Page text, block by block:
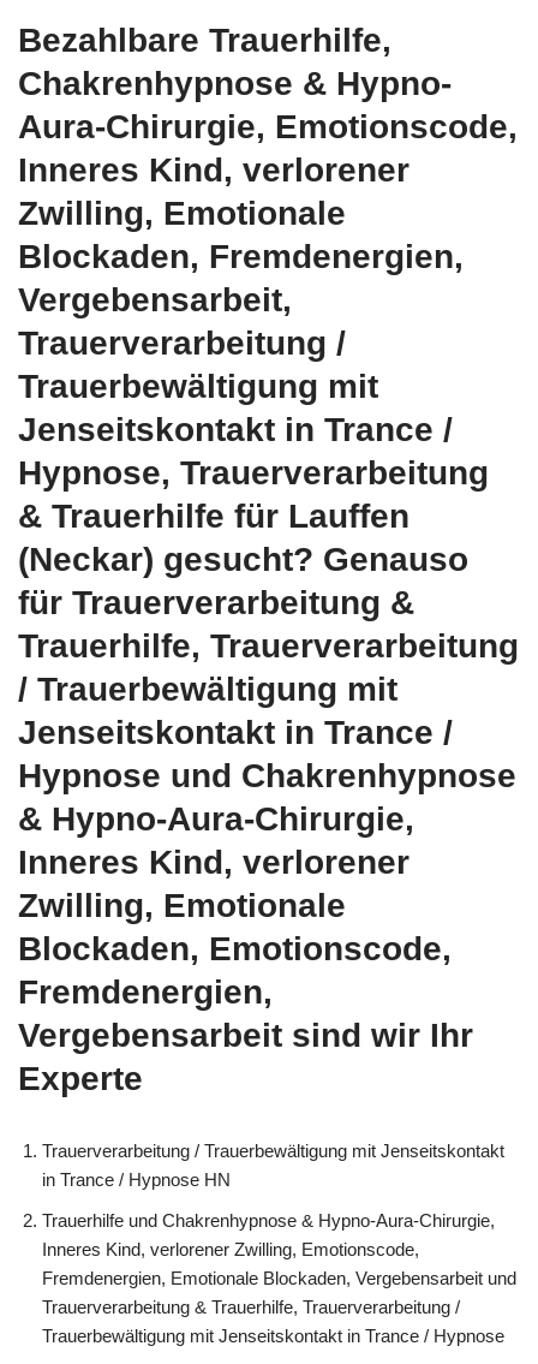
Bezahlbare Trauerhilfe,
Chakrenhypnose & Hypno-
Aura-Chirurgie, Emotionscode,
Inneres Kind, verlorener
Zwilling, Emotionale
Blockaden, Fremdenergien,
Vergebensarbeit,
Trauerverarbeitung /
Trauerbewältigung mit
Jenseitskontakt in Trance /
Hypnose, Trauerverarbeitung
& Trauerhilfe für Lauffen
(Neckar) gesucht? Genauso
für Trauerverarbeitung &
Trauerhilfe, Trauerverarbeitung
/ Trauerbewältigung mit
Jenseitskontakt in Trance /
Hypnose und Chakrenhypnose
& Hypno-Aura-Chirurgie,
Inneres Kind, verlorener
Zwilling, Emotionale
Blockaden, Emotionscode,
Fremdenergien,
Vergebensarbeit sind wir Ihr
Experte
Trauerverarbeitung / Trauerbewältigung mit Jenseitskontakt
in Trance / Hypnose HN
Trauerhilfe und Chakrenhypnose & Hypno-Aura-Chirurgie,
Inneres Kind, verlorener Zwilling, Emotionscode,
Fremdenergien, Emotionale Blockaden, Vergebensarbeit und
Trauerverarbeitung & Trauerhilfe, Trauerverarbeitung /
Trauerbewältigung mit Jenseitskontakt in Trance / Hypnose